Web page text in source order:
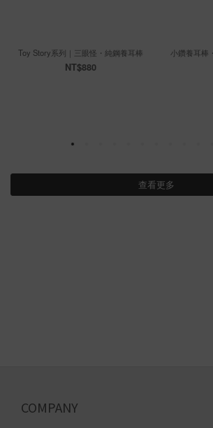
Toy Story系列｜三眼怪・純鋼養耳棒
NT$880
小鑽養耳棒
查看更多
COMPANY